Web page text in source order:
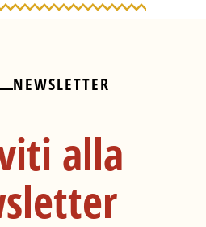
NEWSLETTER
alla